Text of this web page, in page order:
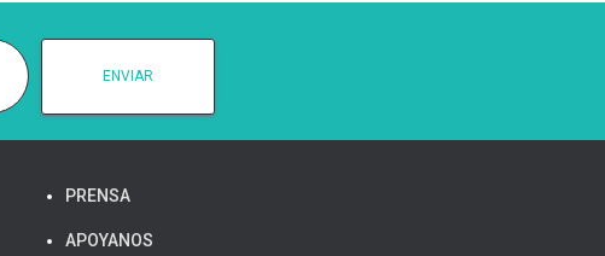
PRENSA
APOYANOS